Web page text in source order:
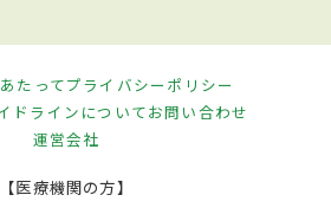
たってプライバシーポリシー
ドラインについてお問い合わせ
運営会社
【医療機関の方】